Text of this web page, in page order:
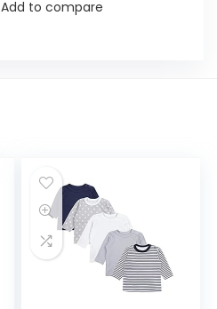
Add to compare